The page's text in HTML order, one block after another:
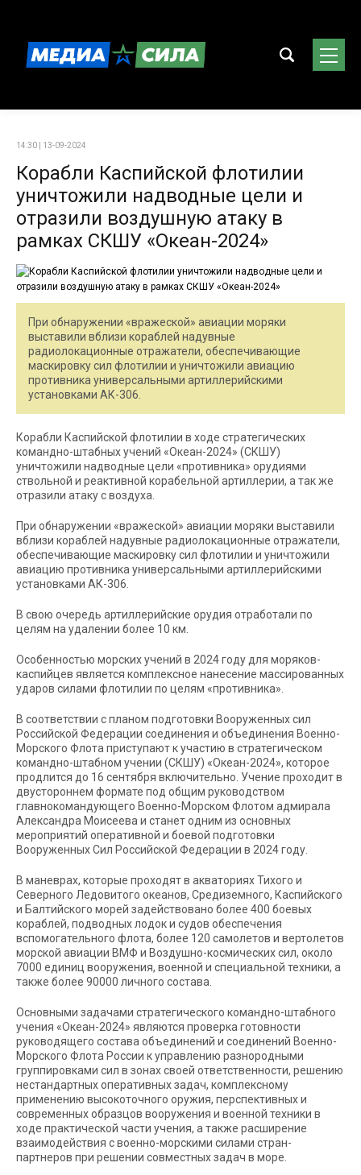
14:30 | 13-09-2024
Корабли Каспийской флотилии
уничтожили надводные цели и
отразили воздушную атаку в
рамках СКШУ «Океан-2024»
При обнаружении «вражеской» авиации моряки
выставили вблизи кораблей надувные
радиолокационные отражатели, обеспечивающие
маскировку сил флотилии и уничтожили авиацию
противника универсальными артиллерийскими
установками АК-306.
Корабли Каспийской флотилии в ходе стратегических
командно-штабных учений «Океан-2024» (СКШУ)
уничтожили надводные цели «противника» орудиями
ствольной и реактивной корабельной артиллерии, а так же
отразили атаку с воздуха.
При обнаружении «вражеской» авиации моряки выставили
вблизи кораблей надувные радиолокационные отражатели,
обеспечивающие маскировку сил флотилии и уничтожили
авиацию противника универсальными артиллерийскими
установками АК-306.
В свою очередь артиллерийские орудия отработали по
целям на удалении более 10 км.
Особенностью морских учений в 2024 году для моряков-
каспийцев является комплексное нанесение массированных
ударов силами флотилии по целям «противника».
В соответствии с планом подготовки Вооруженных сил
Российской Федерации соединения и объединения Военно-
Морского Флота приступают к участию в стратегическом
командно-штабном учении (СКШУ) «Океан-2024», которое
продлится до 16 сентября включительно. Учение проходит в
двустороннем формате под общим руководством
главнокомандующего Военно-Морском Флотом адмирала
Александра Моисеева и станет одним из основных
мероприятий оперативной и боевой подготовки
Вооруженных Сил Российской Федерации в 2024 году.
В маневрах, которые проходят в акваториях Тихого и
Северного Ледовитого океанов, Средиземного, Каспийского
и Балтийского морей задействовано более 400 боевых
кораблей, подводных лодок и судов обеспечения
вспомогательного флота, более 120 самолетов и вертолетов
морской авиации ВМФ и Воздушно-космических сил, около
7000 единиц вооружения, военной и специальной техники, а
также более 90000 личного состава.
Основными задачами стратегического командно-штабного
учения «Океан-2024» являются проверка готовности
руководящего состава объединений и соединений Военно-
Морского Флота России к управлению разнородными
группировками сил в зонах своей ответственности, решению
нестандартных оперативных задач, комплексному
применению высокоточного оружия, перспективных и
современных образцов вооружения и военной техники в
ходе практической части учения, а также расширение
взаимодействия с военно-морскими силами стран-
партнеров при решении совместных задач в море.